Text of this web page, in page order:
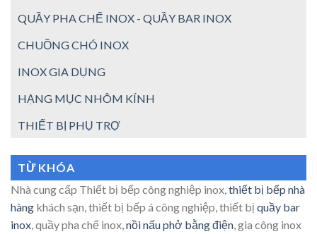
QUẦY PHA CHẾ INOX - QUẦY BAR INOX
CHUỒNG CHÓ INOX
INOX GIA DỤNG
HẠNG MỤC NHÔM KÍNH
THIẾT BỊ PHỤ TRỢ
TỪ KHÓA
Nhà cung cấp Thiết bị bếp công nghiệp inox, thiết bị bếp nhà
hàng khách sạn, thiết bị bếp á công nghiệp, thiết bị quầy bar
inox , quầy pha chế inox, nồi nấu phở bằng điện , gia công inox